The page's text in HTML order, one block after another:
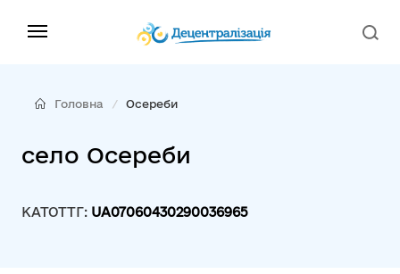
Головна Осереби
село Осереби
КАТОТТГ: UA07060430290036965